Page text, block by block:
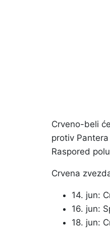
Crveno-beli
protiv
Raspored
Crvena
14. jun:
16. jun:
18. jun: